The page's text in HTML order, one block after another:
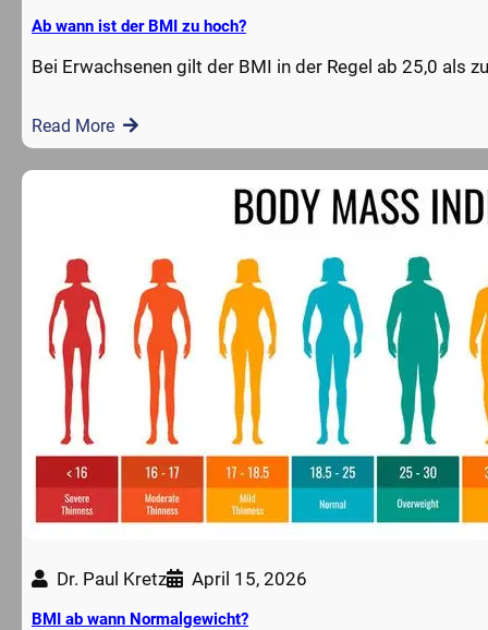
Ab wann ist der BMI zu hoch?
Bei Erwachsenen gilt der BMI in der Regel ab 25,0 als
Read More
Dr. Paul Kretz April 15, 2026
BMI ab wann Normalgewicht?